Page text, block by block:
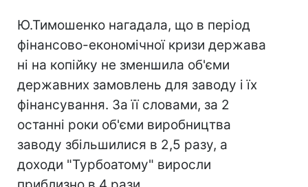
Ю.Тимошенко нагадала, що в період
фінансово-економічної кризи держава
ні на копійку не зменшила об'єми
державних замовлень для заводу і їх
фінансування. За її словами, за 2
останні роки об'єми виробництва
заводу збільшилися в 2,5 разу, а
доходи "Турбоатому" виросли